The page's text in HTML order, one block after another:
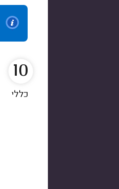
10
כללי